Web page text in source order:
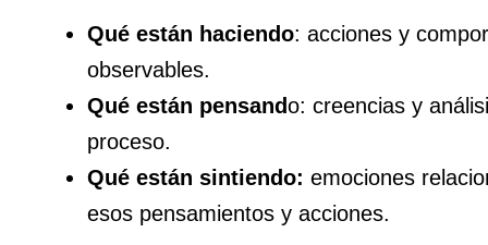
Qué están haciendo: acciones y
observables.
Qué están pensando: creencias y
proceso.
Qué están sintiendo: emociones
esos pensamientos y acciones.